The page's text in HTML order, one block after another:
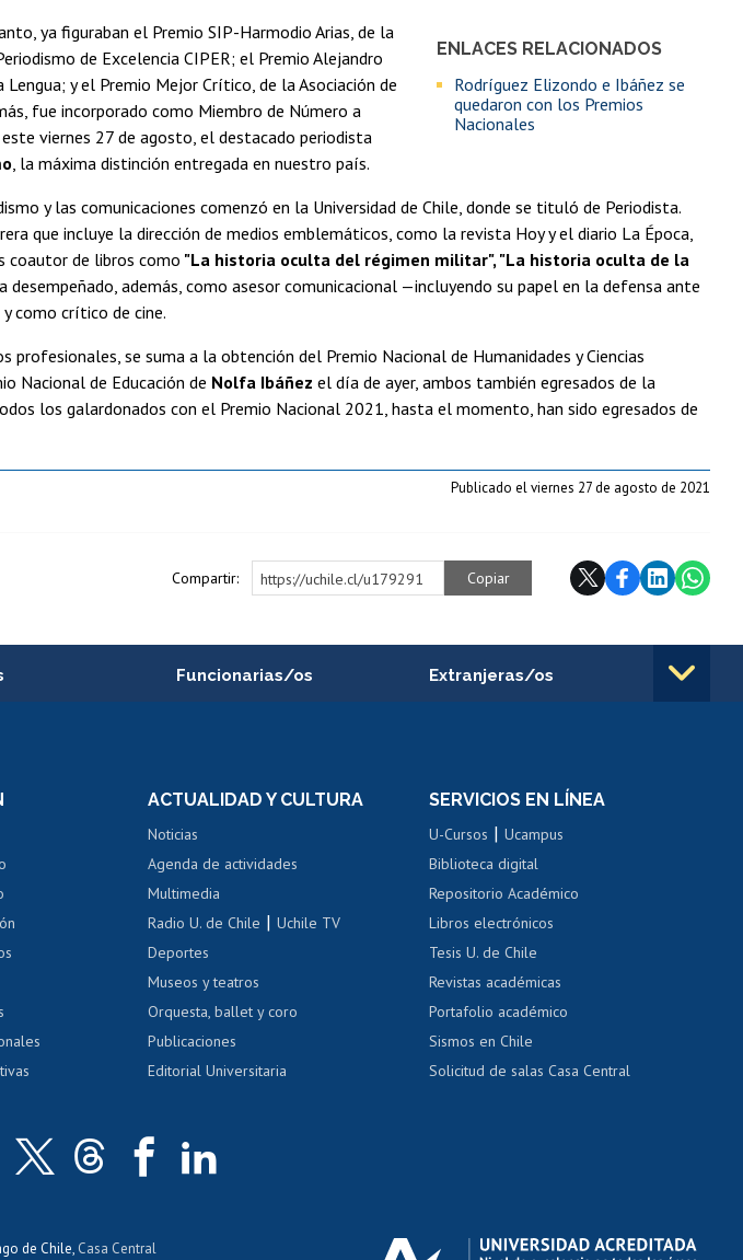
ENLACES RELACIONADOS
Rodríguez Elizondo e Ibáñez se
quedaron con los Premios
Nacionales
ya figuraban el Premio SIP-Harmodio Arias, de la
de Excelencia CIPER; el Premio Alejandro
y el Premio Mejor Crítico, de la Asociación de
fue incorporado como Miembro de Número a
viernes 27 de agosto, el destacado periodista
, la máxima distinción entregada en nuestro país.
y las comunicaciones comenzó en la Universidad de Chile, donde se tituló de Periodista.
que incluye la dirección de medios emblemáticos, como la revista Hoy y el diario La Época,
coautor de libros como "La historia oculta del régimen militar", "La historia oculta de la
desempeñado, además, como asesor comunicacional —incluyendo su papel en la defensa ante
como crítico de cine.
se suma a la obtención del Premio Nacional de Humanidades y Ciencias
Nacional de Educación de Nolfa Ibáñez el día de ayer, ambos también egresados de la
los galardonados con el Premio Nacional 2021, hasta el momento, han sido egresados de
Publicado el viernes 27 de agosto de 2021
Compartir: https://uchile.cl/u179291 Copiar
AUCAI
Funcionarias/os
Portal de movilidad interna
Certificado de renta
Certificado de renta
Gestión de correo uchile
Extranjeras/os
Movilidad Estudiantil
Cursos de español
Acoso laboral, sexual y violencia
ACTUALIDAD Y CULTURA
Noticias
Agenda de actividades
Multimedia
Radio U. de Chile |Uchile TV
Deportes
Museos y teatros
Orquesta, ballet y coro
Publicaciones
Editorial Universitaria
SERVICIOS EN LÍNEA
U-Cursos |Ucampus
Biblioteca digital
Repositorio Académico
Libros electrónicos
Tesis U. de Chile
Revistas académicas
Portafolio académico
Sismos en Chile
Solicitud de salas Casa Central
de Chile, Casa Central